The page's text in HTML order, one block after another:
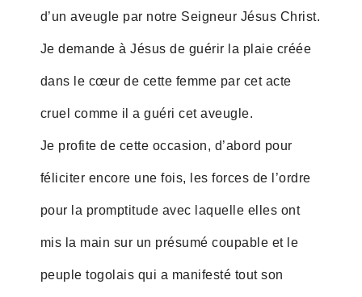
d’un aveugle par notre Seigneur Jésus Christ.
Je demande à Jésus de guérir la plaie créée
dans le cœur de cette femme par cet acte
cruel comme il a guéri cet aveugle.
Je profite de cette occasion, d’abord pour
féliciter encore une fois, les forces de l’ordre
pour la promptitude avec laquelle elles ont
mis la main sur un présumé coupable et le
peuple togolais qui a manifesté tout son